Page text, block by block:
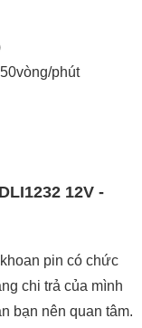
phút
12V -
pin có chức
chi trả của mình
bạn nên quan tâm.